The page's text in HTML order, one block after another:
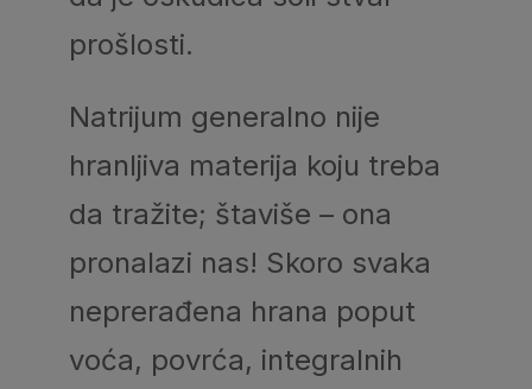
prošlosti.
Natrijum generalno nije
hranljiva materija koju treba
da tražite; štaviše – ona
pronalazi nas! Skoro svaka
neprerađena hrana poput
voća, povrća, integralnih